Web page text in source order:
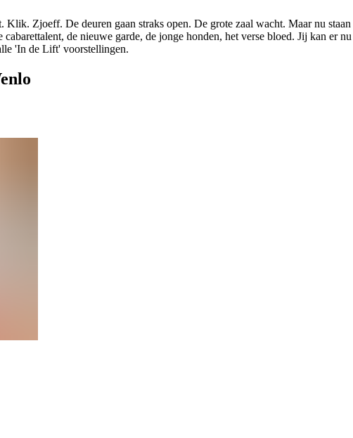
Zjoeff. De deuren gaan straks open. De grote zaal wacht. Maar nu
cabarettalent, de nieuwe garde, de jonge honden, het verse bloed. Jij kan er
'In de Lift' voorstellingen.